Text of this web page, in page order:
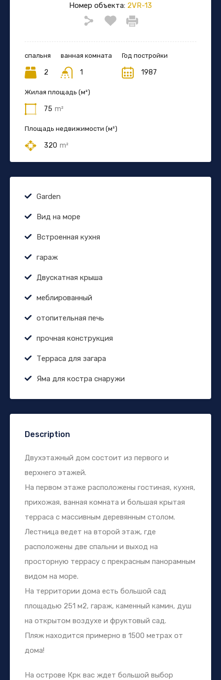
Номер объекта: 2VR-13
спальня
2
ванная комната
1
Год постройки
1987
Жилая площадь (м²)
75 m²
Площадь недвижимости (м²)
320 m²
Garden
Вид на море
Встроенная кухня
гараж
Двускатная крыша
меблированный
отопительная печь
прочная конструкция
Терраса для загара
Яма для костра снаружи
Description
Двухэтажный дом состоит из первого и
верхнего этажей.
На первом этаже расположены гостиная, кухня,
прихожая, ванная комната и большая крытая
терраса с массивным деревянным столом.
Лестница ведет на второй этаж, где
расположены две спальни и выход на
просторную террасу с прекрасным панорамным
видом на море.
На территории дома есть большой сад
площадью 251 м2, гараж, каменный камин, душ
на открытом воздухе и фруктовый сад.
Пляж находится примерно в 1500 метрах от
дома!
На острове Крк вас ждет большой выбор